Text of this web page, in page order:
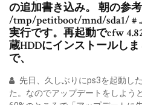
の追加書き込み。 朝の参
/tmp/petitboot/mnd/sda1/ #
実行です。再起動でcfw
蔵HDDにインストールし
で、
先日、久しぶりにps3を起動し
た。なのでアップデートをしよう